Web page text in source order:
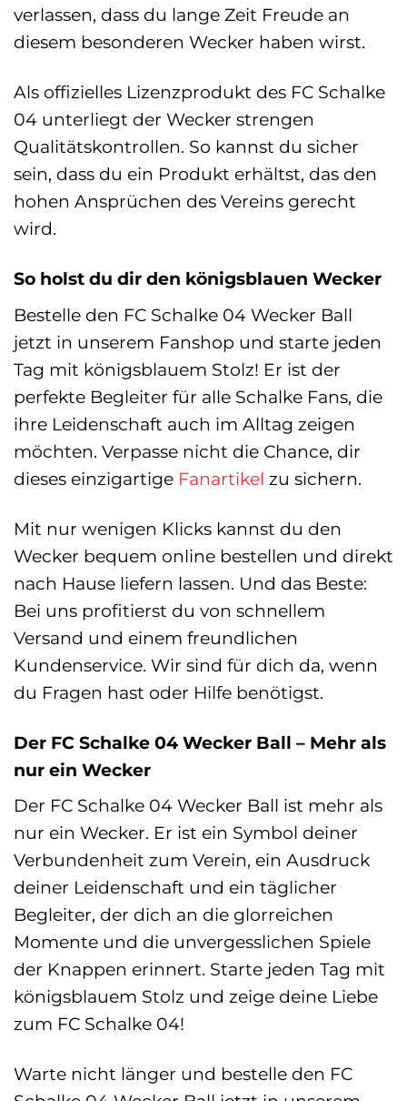
verlassen, dass du lange Zeit Freude an
diesem besonderen Wecker haben wirst.
Als offizielles Lizenzprodukt des FC Schalke
04 unterliegt der Wecker strengen
Qualitätskontrollen. So kannst du sicher
sein, dass du ein Produkt erhältst, das den
hohen Ansprüchen des Vereins gerecht
wird.
So holst du dir den königsblauen Wecker
Bestelle den FC Schalke 04 Wecker Ball
jetzt in unserem Fanshop und starte jeden
Tag mit königsblauem Stolz! Er ist der
perfekte Begleiter für alle Schalke Fans, die
ihre Leidenschaft auch im Alltag zeigen
möchten. Verpasse nicht die Chance, dir
dieses einzigartige Fanartikel zu sichern.
Mit nur wenigen Klicks kannst du den
Wecker bequem online bestellen und direkt
nach Hause liefern lassen. Und das Beste:
Bei uns profitierst du von schnellem
Versand und einem freundlichen
Kundenservice. Wir sind für dich da, wenn
du Fragen hast oder Hilfe benötigst.
Der FC Schalke 04 Wecker Ball – Mehr als
nur ein Wecker
Der FC Schalke 04 Wecker Ball ist mehr als
nur ein Wecker. Er ist ein Symbol deiner
Verbundenheit zum Verein, ein Ausdruck
deiner Leidenschaft und ein täglicher
Begleiter, der dich an die glorreichen
Momente und die unvergesslichen Spiele
der Knappen erinnert. Starte jeden Tag mit
königsblauem Stolz und zeige deine Liebe
zum FC Schalke 04!
Warte nicht länger und bestelle den FC